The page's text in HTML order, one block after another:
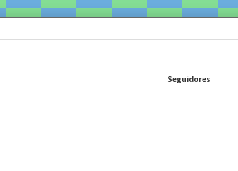
Seguidores